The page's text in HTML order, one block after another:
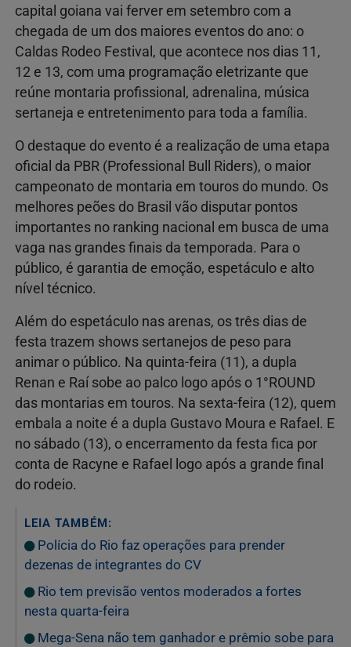
capital goiana vai ferver em setembro com a
chegada de um dos maiores eventos do ano: o
Caldas Rodeo Festival, que acontece nos dias 11,
12 e 13, com uma programação eletrizante que
reúne montaria profissional, adrenalina, música
sertaneja e entretenimento para toda a família.
O destaque do evento é a realização de uma etapa
oficial da PBR (Professional Bull Riders), o maior
campeonato de montaria em touros do mundo. Os
melhores peões do Brasil vão disputar pontos
importantes no ranking nacional em busca de uma
vaga nas grandes finais da temporada. Para o
público, é garantia de emoção, espetáculo e alto
nível técnico.
Além do espetáculo nas arenas, os três dias de
festa trazem shows sertanejos de peso para
animar o público. Na quinta-feira (11), a dupla
Renan e Raí sobe ao palco logo após o 1°ROUND
das montarias em touros. Na sexta-feira (12), quem
embala a noite é a dupla Gustavo Moura e Rafael. E
no sábado (13), o encerramento da festa fica por
conta de Racyne e Rafael logo após a grande final
do rodeio.
LEIA TAMBÉM:
Polícia do Rio faz operações para prender
dezenas de integrantes do CV
Rio tem previsão ventos moderados a fortes
nesta quarta-feira
Mega-Sena não tem ganhador e prêmio sobe para